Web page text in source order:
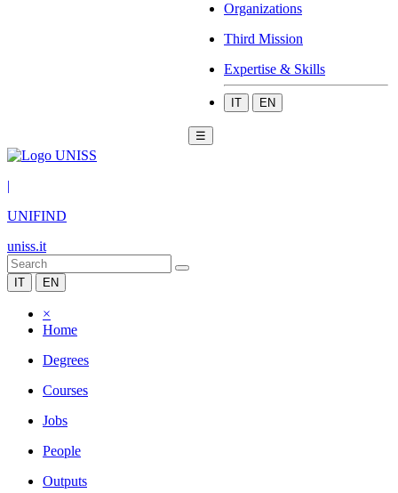
Organizations
Third Mission
Expertise & Skills
IT EN
☰
|
UNIFIND
uniss.it
IT EN
×
Home
Degrees
Courses
Jobs
People
Outputs